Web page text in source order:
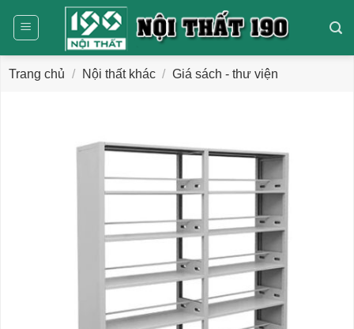
dung
Trang chủ / Nội thất khác / Giá sách - thư viện